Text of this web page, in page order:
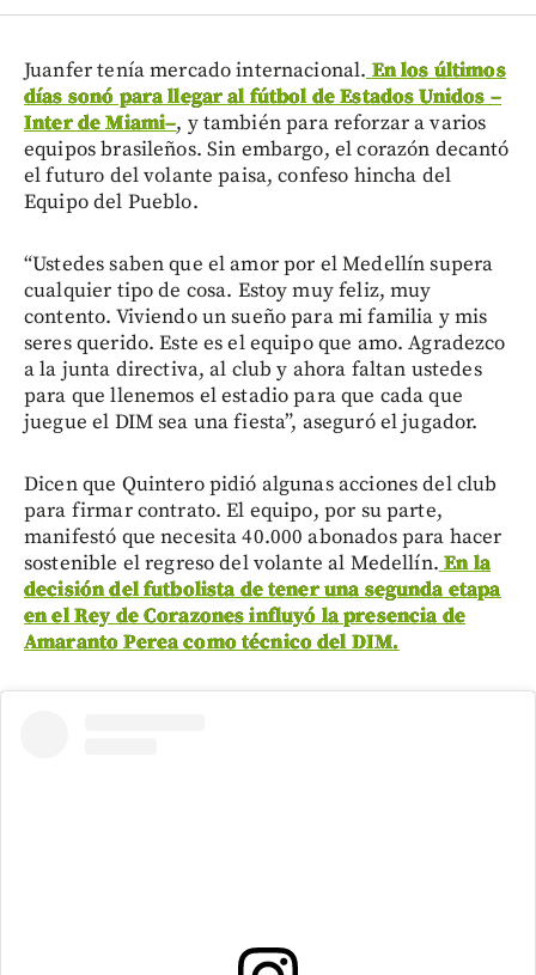
Juanfer tenía mercado internacional.En los últimos
días sonó para llegar al fútbol de Estados Unidos–
Inter de Miami–, y también para reforzar a varios
equipos brasileños. Sin embargo, el corazón decantó
el futuro del volante paisa, confeso hincha del
Equipo del Pueblo.
“Ustedes saben que el amor por el Medellín supera
cualquier tipo de cosa. Estoy muy feliz, muy
contento. Viviendo un sueño para mi familia y mis
seres querido. Este es el equipo que amo. Agradezco
a la junta directiva, al club y ahora faltan ustedes
para que llenemos el estadio para que cada que
juegue el DIM sea una fiesta”, aseguró el jugador.
Dicen que Quintero pidió algunas acciones del club
para firmar contrato. El equipo, por su parte,
manifestó que necesita 40.000 abonados para hacer
sostenible el regreso del volante al Medellín.En la
decisión del futbolista de tener una segunda etapa
en el Rey de Corazones influyó la presencia de
Amaranto Perea como técnico del DIM.